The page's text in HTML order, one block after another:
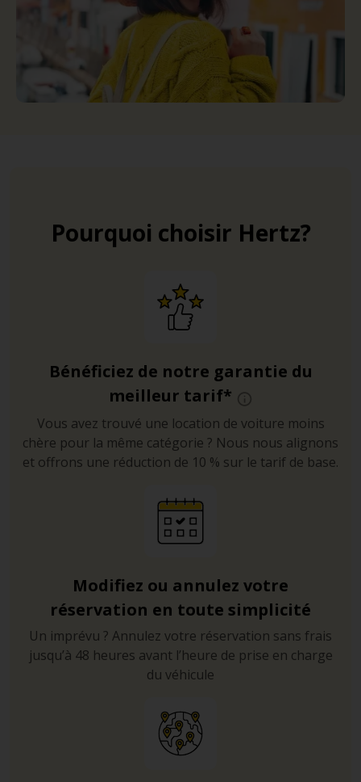
Pourquoi choisir Hertz?
Bénéficiez de notre garantie du
meilleur tarif*
Vous avez trouvé une location de voiture moins
chère pour la même catégorie ? Nous nous alignons
et offrons une réduction de 10 % sur le tarif de base.
Modifiez ou annulez votre
réservation en toute simplicité
Un imprévu ? Annulez votre réservation sans frais
jusqu’à 48 heures avant l’heure de prise en charge
du véhicule